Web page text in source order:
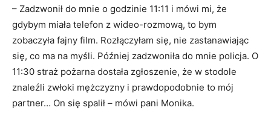
– Zadzwonił do mnie o godzinie 11:11 i mówi mi, że
gdybym miała telefon z wideo-rozmową, to bym
zobaczyła fajny film. Rozłączyłam się, nie zastanawiając
się, co ma na myśli. Później zadzwoniła do mnie policja. O
11:30 straż pożarna dostała zgłoszenie, że w stodole
znaleźli zwłoki mężczyzny i prawdopodobnie to mój
partner… On się spalił – mówi pani Monika.